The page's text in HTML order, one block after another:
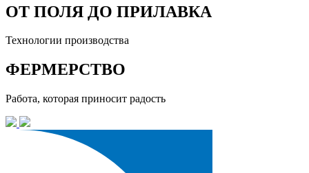
ОТ ПОЛЯ ДО ПРИЛАВКА
Технологии производства
ФЕРМЕРСТВО
Работа, которая приносит радость